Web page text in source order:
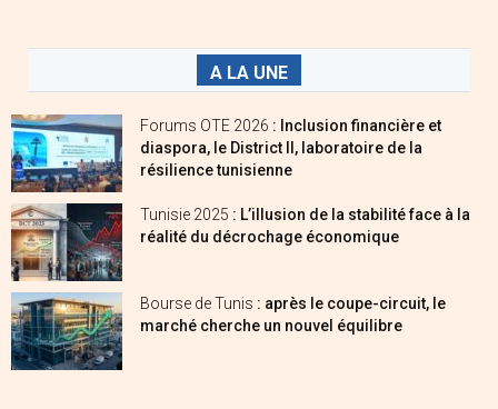
A LA UNE
Forums OTE 2026 : Inclusion financière et
diaspora, le District II, laboratoire de la
résilience tunisienne
Tunisie 2025 : L’illusion de la stabilité face à la
réalité du décrochage économique
Bourse de Tunis : après le coupe-circuit, le
marché cherche un nouvel équilibre